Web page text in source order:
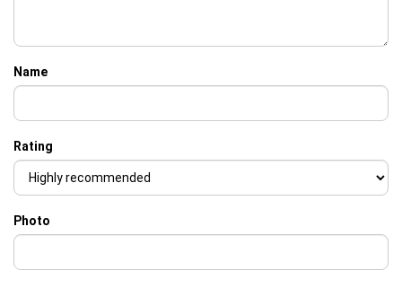
Name
Rating
Photo